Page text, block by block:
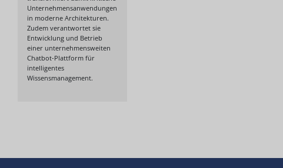
Unternehmensanwendungen
in moderne Architekturen.
Zudem verantwortet sie
Entwicklung und Betrieb
einer unternehmensweiten
Chatbot-Plattform für
intelligentes
Wissensmanagement.